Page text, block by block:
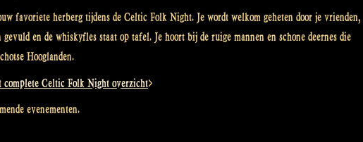
favoriete herberg tijdens de Celtic Folk Night. Je wordt welkom geheten door je vrienden,
en de whiskyfles staat op tafel. Je hoort bij de ruige mannen en schone deernes die
Hooglanden.
Celtic Folk Night overzicht>
evenementen.